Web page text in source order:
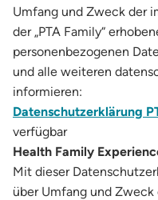
Umfang und Zweck der
der „PTA Family“
personenbezogenen
und alle weiteren
informieren:
Datenschutzerklärung
verfügbar
Health Family
Mit dieser
über Umfang und Zweck